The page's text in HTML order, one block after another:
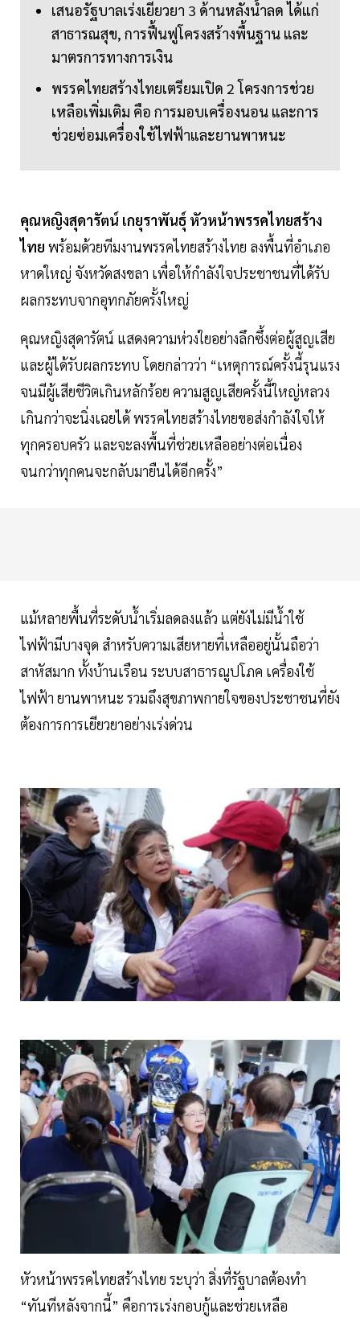
เสนอรัฐบาลเร่งเยียวยา 3 ด้านหลังน้ำลด ได้แก่
สาธารณสุข, การฟื้นฟูโครงสร้างพื้นฐาน และ
มาตรการทางการเงิน
พรรคไทยสร้างไทยเตรียมเปิด 2 โครงการช่วย
เหลือเพิ่มเติม คือ การมอบเครื่องนอน และการ
ช่วยซ่อมเครื่องใช้ไฟฟ้าและยานพาหนะ
คุณหญิงสุดารัตน์ เกยุราพันธุ์ หัวหน้าพรรคไทยสร้าง
ไทย พร้อมด้วยทีมงานพรรคไทยสร้างไทย ลงพื้นที่อำเภอ
หาดใหญ่ จังหวัดสงขลา เพื่อให้กำลังใจประชาชนที่ได้รับ
ผลกระทบจากอุทกภัยครั้งใหญ่
คุณหญิงสุดารัตน์ แสดงความห่วงใยอย่างลึกซึ้งต่อผู้สูญเสีย
และผู้ได้รับผลกระทบ โดยกล่าวว่า “เหตุการณ์ครั้งนี้รุนแรง
จนมีผู้เสียชีวิตเกินหลักร้อย ความสูญเสียครั้งนี้ใหญ่หลวง
เกินกว่าจะนิ่งเฉยได้ พรรคไทยสร้างไทยขอส่งกำลังใจให้
ทุกครอบครัว และจะลงพื้นที่ช่วยเหลืออย่างต่อเนื่อง
จนกว่าทุกคนจะกลับมายืนได้อีกครั้ง”
แม้หลายพื้นที่ระดับน้ำเริ่มลดลงแล้ว แต่ยังไม่มีน้ำใช้
ไฟฟ้ามีบางจุด สำหรับความเสียหายที่เหลืออยู่นั้นถือว่า
สาหัสมาก ทั้งบ้านเรือน ระบบสาธารณูปโภค เครื่องใช้
ไฟฟ้า ยานพาหนะ รวมถึงสุขภาพกายใจของประชาชนที่ยัง
ต้องการการเยียวยาอย่างเร่งด่วน
หัวหน้าพรรคไทยสร้างไทย ระบุว่า สิ่งที่รัฐบาลต้องทำ
“ทันทีหลังจากนี้” คือการเร่งกอบกู้และช่วยเหลือ